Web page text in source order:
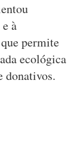
à
permite
ecológica
donativos.